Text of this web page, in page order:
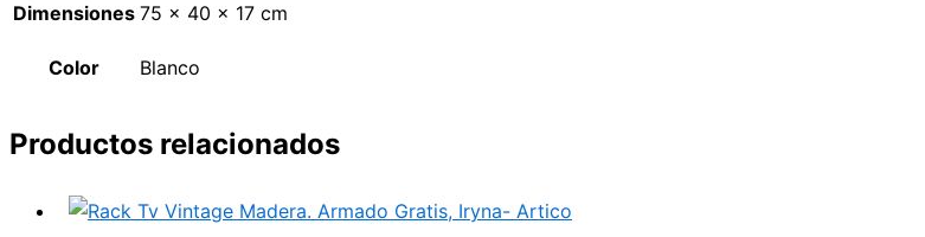
Dimensiones 75 × 40 × 17 cm
Color Blanco
Productos relacionados